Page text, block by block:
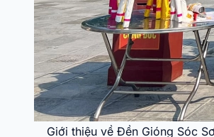
Giới thiệu về Đền Gióng Sóc